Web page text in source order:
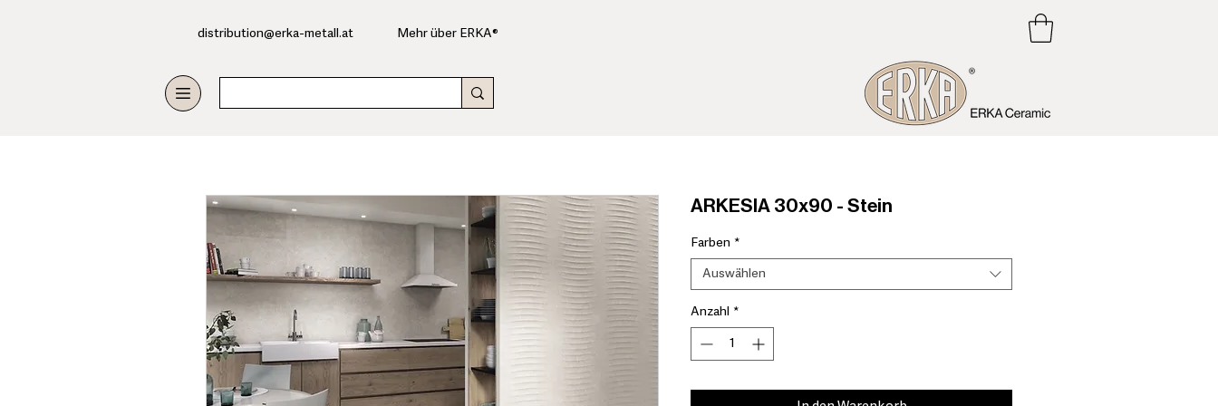
​distribution@erka-metall.at Mehr über ERKA®
ARKESIA 30x90 - Stein
Farben *
Auswählen
Anzahl *